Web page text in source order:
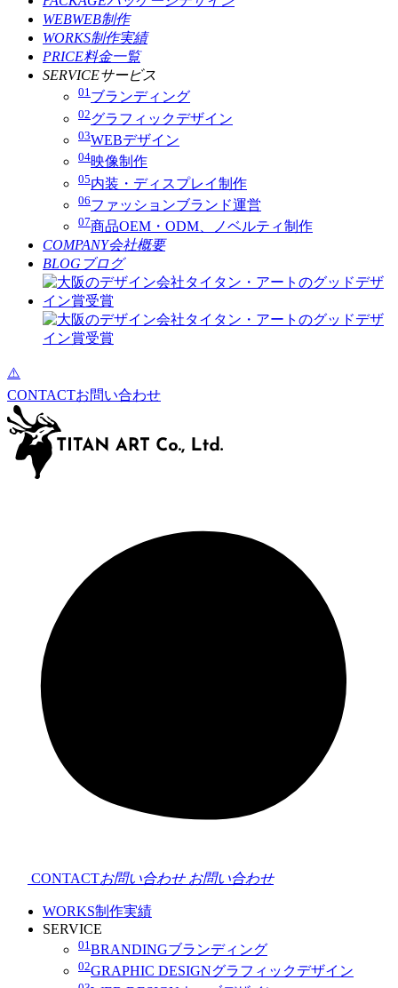
WEBWEB制作
WORKS制作実績
PRICE料金一覧
SERVICEサービス
01ブランディング
02グラフィックデザイン
03WEBデザイン
04映像制作
05内装・ディスプレイ制作
06ファッションブランド運営
07商品OEM・ODM、ノベルティ制作
COMPANY会社概要
BLOG ブログ
CONTACTお問い合わせ
CONTACTお問い合わせ お問い合わせ
WORKS制作実績
SERVICE
01 BRANDINGブランディング
02GRAPHIC DESIGNグラフィックデザイン